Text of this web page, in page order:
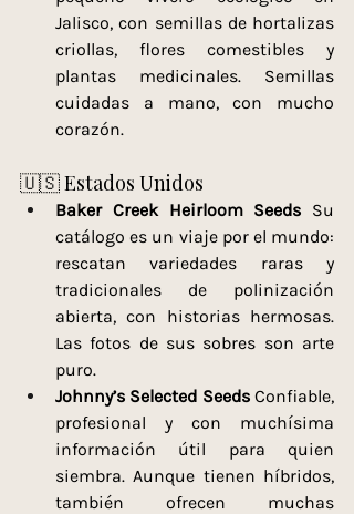
Jalisco, con semillas de hortalizas
criollas, flores comestibles y
plantas medicinales. Semillas
cuidadas a mano, con mucho
corazón.
🇺🇸 Estados Unidos
Baker Creek Heirloom Seeds Su
catálogo es un viaje por el mundo:
rescatan variedades raras y
tradicionales de polinización
abierta, con historias hermosas.
Las fotos de sus sobres son arte
puro.
Johnny’s Selected Seeds Confiable,
profesional y con muchísima
información útil para quien
siembra. Aunque tienen híbridos,
también ofrecen muchas